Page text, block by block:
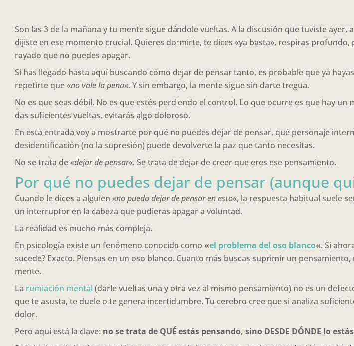
Son las 3 de la mañana y tu mente sigue dándole vueltas. A la discusión que tuviste
dijiste en ese momento crucial. Quieres dormirte, te dices «ya basta», respiras
rayado que no puedes apagar.
Si has llegado hasta aquí buscando cómo dejar de pensar tanto, es probable que ya
repetirte que «no vale la pena«. Y sin embargo, la mente sigue sin darte tregua.
No es que seas débil. No es que estés perdiendo el control. Lo que ocurre es que hay
das suficientes vueltas, evitarás algo doloroso.
En esta entrada voy a mostrarte por qué no puedes dejar de pensar, qué personaje
desidentificación (no la supresión) puede devolverte la paz que tanto necesitas.
No se trata de «dejar de pensar«. Se trata de dejar de creer que eres ese pensamiento.
Por qué no puedes dejar de pensar (aunque
Cuando le dices a alguien «no puedo dejar de pensar en esto«, la respuesta habitual suele
un interruptor en la cabeza que pudieras apagar a voluntad.
La realidad es mucho más compleja.
En psicología existe un fenómeno conocido como «el problema del oso blanco«. Si
sucede? Exacto. Piensas en un oso blanco. Cuanto más buscas suprimir un
mente.
La rumiación mental (darle vueltas una y otra vez al mismo pensamiento) no es un
que te asusta, te duele o te genera incertidumbre. Tu cerebro cree que si analiza
dolor.
Pero aquí está la clave: no se trata de QUÉ estás pensando, sino DESDE DÓNDE lo